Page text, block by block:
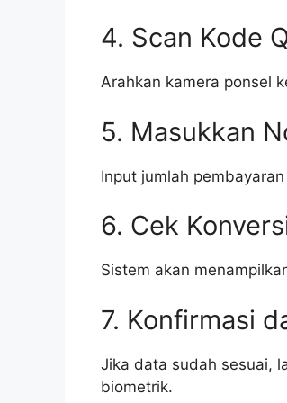
4. Scan Kode
Arahkan kamera ponsel
5. Masukkan
Input jumlah
6. Cek
Sistem akan
7. Konfirmasi
Jika data sudah sesuai,
biometrik.